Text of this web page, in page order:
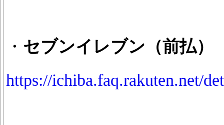
・ セブンイレブン（前払）
https://ichiba.faq.rakuten.net/